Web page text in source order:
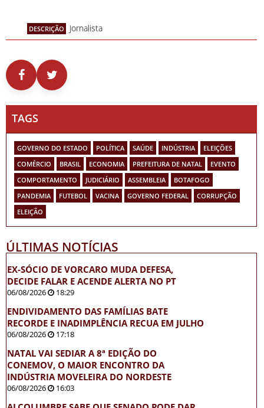
DESCRIÇÃO Jornalista
TAGS
GOVERNO DO ESTADO POLÍTICA SAÚDE INDÚSTRIA
ELEIÇÕES
COMÉRCIO
BRASIL ECONOMIA PREFEITURA DE NATAL
EVENTO
COMPORTAMENTO
JUDICIÁRIO ASSEMBLEIA
BOTAFOGO
PANDEMIA
FUTEBOL VACINA GOVERNO FEDERAL
CORRUPÇÃO
ELEIÇÃO
ÚLTIMAS NOTÍCIAS
EX-SÓCIO DE VORCARO MUDA DEFESA,
DECIDE FALAR E ACENDE ALERTA NO PT
06/08/2026 18:29
ENDIVIDAMENTO DAS FAMÍLIAS BATE
RECORDE E INADIMPLÊNCIA RECUA EM JULHO
06/08/2026 17:18
NATAL VAI SEDIAR A 8ª EDIÇÃO DO
CONEMOV, O MAIOR ENCONTRO DA
INDÚSTRIA MOVELEIRA DO NORDESTE
06/08/2026 16:03